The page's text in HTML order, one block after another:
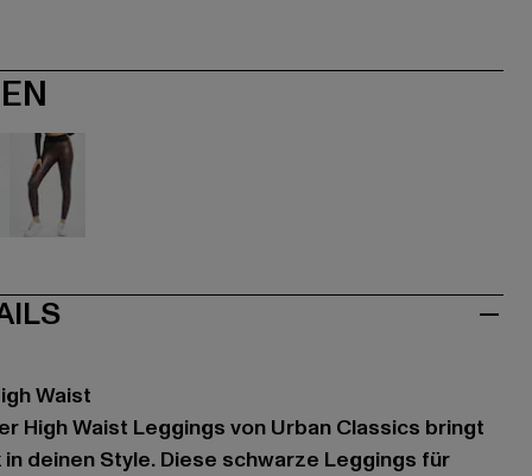
Waist
High Waist Leggings von Urban Classics bringt
deinen Style. Diese schwarze Leggings für